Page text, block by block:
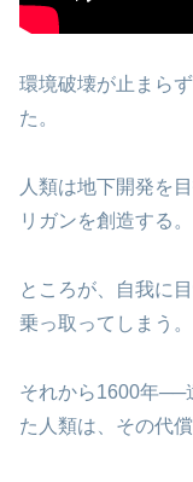
環境破壊が止まら
た。
人類は地下開発を
リガンを創造する。
ところが、自我に
乗っ取ってしまう。
それから1600年──
た人類は、その代